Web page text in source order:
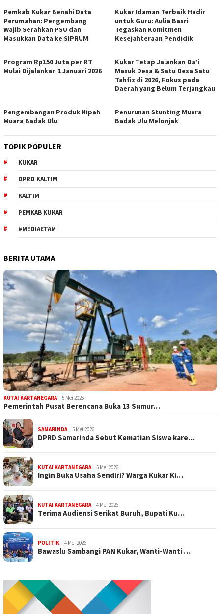
Pemkab Kukar Benahi Data
Perumahan: Pengembang
Wajib Serahkan PSU dan
Masukkan Data ke SIPRUM
Kukar Idaman Terbaik Hadir
untuk Guru: Aulia Basri
Tegaskan Komitmen
Kesejahteraan Pendidik
Program Rp150 Juta per RT
Mulai Dijalankan 1 Januari 2026
Kukar Tetap Jalankan Da’i
Masuk Desa & Satu Desa Satu
Tahfiz di 2026, Fokus pada
Daerah yang Belum Terjangkau
Pengembangan Produk Nipah
Muara Badak Ulu
Penurunan Stunting Muara
Badak Ulu Melonjak
TOPIK POPULER
KUKAR
DPRD KALTIM
KALTIM
PEMKAB KUKAR
#MEDIAETAM
BERITA UTAMA
KUTAI KARTANEGARA 5 Mei 2026
Pemerintah Pusat Berencana Buka 13 Sumur…
SAMARINDA 5 Mei 2026
DPRD Samarinda Sebut Kematian Siswa kare…
KUTAI KARTANEGARA 5 Mei 2026
Ingin Buka Usaha Sendiri? Warga Kukar Ki…
KUTAI KARTANEGARA 4 Mei 2026
Terima Audiensi Serikat Buruh, Bupati Ku…
POLITIK 4 Mei 2026
Bawaslu Sambangi PAN Kukar, Wanti-Wanti …